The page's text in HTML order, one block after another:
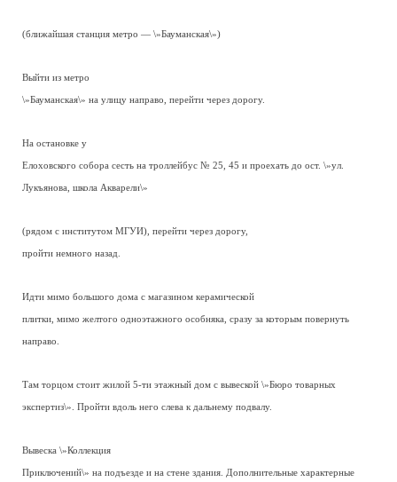
(ближайшая станция метро — \»Бауманская\»)
Выйти из метро
\»Бауманская\» на улицу направо, перейти через дорогу.
На остановке у
Елоховского собора сесть на троллейбус № 25, 45 и проехать до ост. \»ул.
Лукъянова, школа Акварели\»
(рядом с институтом МГУИ), перейти через дорогу,
пройти немного назад.
Идти мимо большого дома с магазином керамической
плитки, мимо желтого одноэтажного особняка, сразу за которым повернуть
направо.
Там торцом стоит жилой 5-ти этажный дом с вывеской \»Бюро товарных
экспертиз\». Пройти вдоль него слева к дальнему подвалу.
Вывеска \»Коллекция
Приключений\» на подъезде и на стене здания. Дополнительные характерные